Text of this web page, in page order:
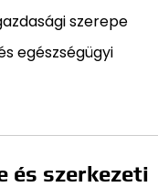
szerepe
egészségügyi
és szerkezeti